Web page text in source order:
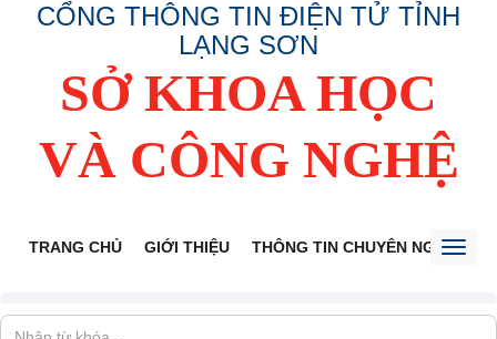
CỔNG THÔNG TIN ĐIỆN TỬ TỈNH
LẠNG SƠN
SỞ KHOA HỌC
VÀ CÔNG NGHỆ
TRANG CHỦ GIỚI THIỆU THÔNG TIN CHUYÊN NGÀNH